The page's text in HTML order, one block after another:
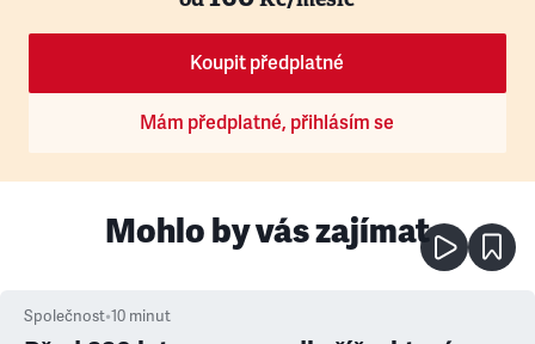
Koupit předplatné
Mám předplatné, přihlásím se
Mohlo by vás zajímat
Společnost•10 minut